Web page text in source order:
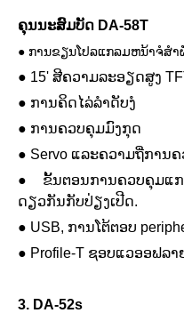
ຄຸນນະສົມບັດ DA-58T
● ການຂຽນໂປລແກລມຫນ້າຈໍສໍາ
● 15' ສີຄວາມລະອຽດສູງ
● ການ​ຄິດ​ໄລ່​ລໍາ​ດັບ​ງໍ​
● ການຄວບຄຸມມົງກຸດ
● Servo ແລະຄວາມຖີ່ການຄ
● ຂັ້ນຕອນການຄວບຄຸມແ
ດຽວກັນກັບປ່ຽງເປີດ.
● USB, ການໂຕ້ຕອບ
● Profile-T ຊອບແວອອຟລາ
3. DA-52s